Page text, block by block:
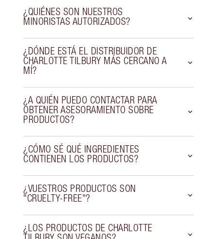
¿QUIÉNES SON NUESTROS
MINORISTAS AUTORIZADOS?
¿DÓNDE ESTÁ EL DISTRIBUIDOR DE
CHARLOTTE TILBURY MÁS CERCANO A
MÍ?
¿A QUIÉN PUEDO CONTACTAR PARA
OBTENER ASESORAMIENTO SOBRE
PRODUCTOS?
¿CÓMO SÉ QUÉ INGREDIENTES
CONTIENEN LOS PRODUCTOS?
¿VUESTROS PRODUCTOS SON
"CRUELTY-FREE"?
¿LOS PRODUCTOS DE CHARLOTTE